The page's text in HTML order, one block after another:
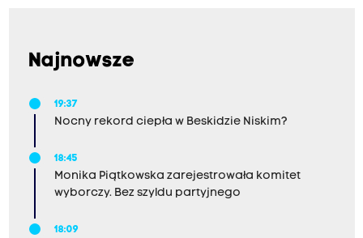
Najnowsze
19:37
Nocny rekord ciepła w Beskidzie Niskim?
18:45
Monika Piątkowska zarejestrowała komitet
wyborczy. Bez szyldu partyjnego
18:09